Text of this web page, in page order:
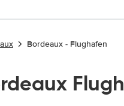
Bordeaux - Flughafen